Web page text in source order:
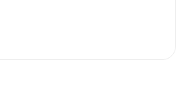
rigoureuse.